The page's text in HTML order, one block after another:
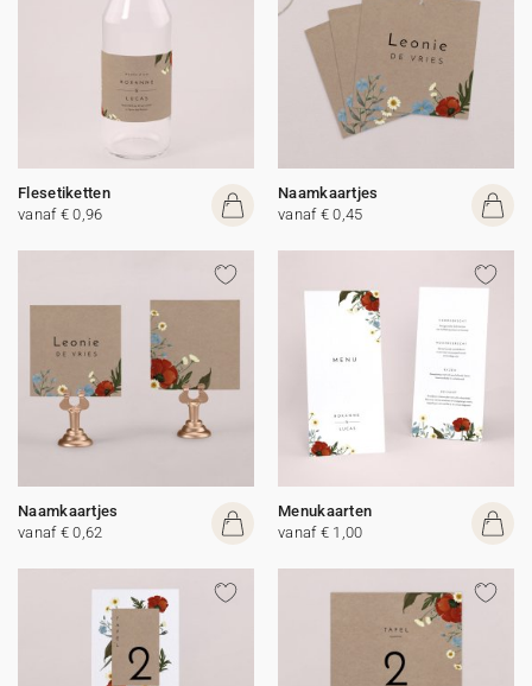
Flesetiketten
vanaf € 0,96
Naamkaartjes
vanaf € 0,45
Naamkaartjes
vanaf € 0,62
Menukaarten
vanaf € 1,00